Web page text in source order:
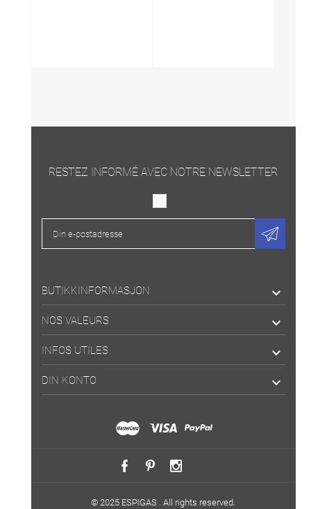
RESTEZ INFORMÉ AVEC NOTRE NEWSLETTER
BUTIKKINFORMASJON 
NOS VALEURS 
INFOS UTILES 
DIN KONTO 
© 2025 ESPIGAS . All rights reserved.